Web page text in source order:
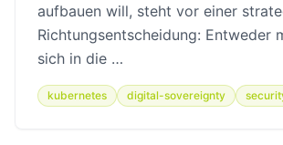
aufbauen will, steht vor einer
Richtungsentscheidung: Entweder
sich in die …
kubernetes digital-sovereignty